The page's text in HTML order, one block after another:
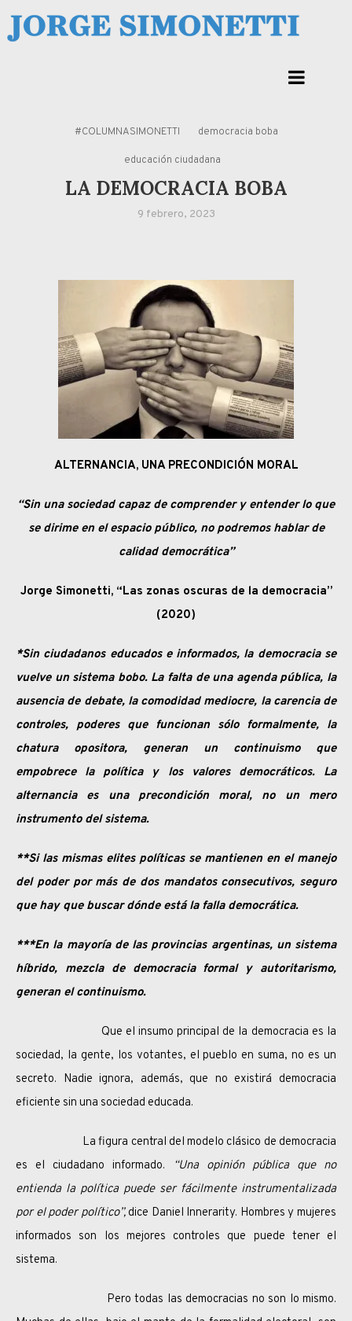
to
Jorge Eduardo Simonetti
#COLUMNASIMONETTI democracia boba
educación ciudadana
LA DEMOCRACIA BOBA
9 febrero, 2023
ALTERNANCIA, UNA PRECONDICIÓN MORAL
“Sin una sociedad capaz de comprender y entender lo que
se dirime en el espacio público, no podremos hablar de
calidad democrática”
Jorge Simonetti, “Las zonas oscuras de la democracia”
(2020)
*Sin ciudadanos educados e informados, la democracia se
vuelve un sistema bobo. La falta de una agenda pública, la
ausencia de debate, la comodidad mediocre, la carencia de
controles, poderes que funcionan sólo formalmente, la
chatura opositora, generan un continuismo que
empobrece la política y los valores democráticos. La
alternancia es una precondición moral, no un mero
instrumento del sistema.
**Si las mismas elites políticas se mantienen en el manejo
del poder por más de dos mandatos consecutivos, seguro
que hay que buscar dónde está la falla democrática.
***En la mayoría de las provincias argentinas, un sistema
híbrido, mezcla de democracia formal y autoritarismo,
generan el continuismo.
Que el insumo principal de la democracia es la
sociedad, la gente, los votantes, el pueblo en suma, no es un
secreto. Nadie ignora, además, que no existirá democracia
eficiente sin una sociedad educada.
La figura central del modelo clásico de democracia
es el ciudadano informado.
“Una opinión pública que no
entienda la política puede ser fácilmente instrumentalizada
por el poder político”, dice Daniel Innerarity. Hombres y mujeres
informados son los mejores controles que puede tener el
sistema.
Pero todas las democracias no son lo mismo.